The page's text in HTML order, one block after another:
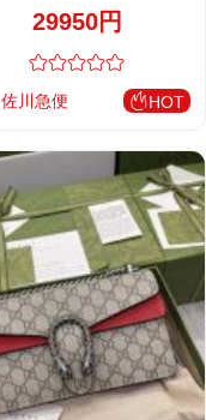
29950円
佐川急便 HOT